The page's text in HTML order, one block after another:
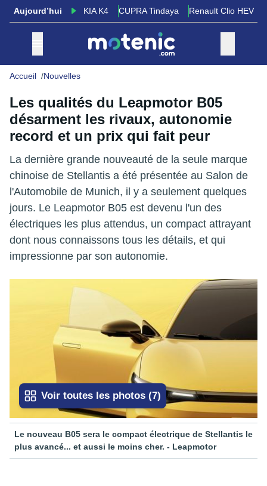
Aujourd’hui KIA K4 CUPRA Tindaya Renault Clio HEV
Accueil Nouvelles
Les qualités du Leapmotor B05
désarment les rivaux, autonomie
record et un prix qui fait peur
La dernière grande nouveauté de la seule marque
chinoise de Stellantis a été présentée au Salon de
l'Automobile de Munich, il y a seulement quelques
jours. Le Leapmotor B05 est devenu l'un des
électriques les plus attendus, un compact attrayant
dont nous connaissons tous les détails, et qui
impressionne par son autonomie.
Voir toutes les photos (7)
Le nouveau B05 sera le compact électrique de Stellantis le
plus avancé... et aussi le moins cher. - Leapmotor